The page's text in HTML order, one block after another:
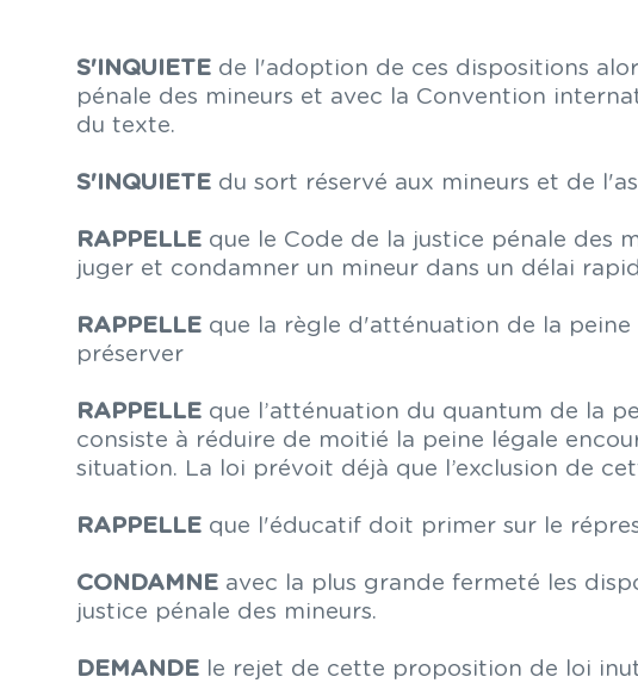
S'INQUIETE de l'adoption de ces dispositions
pénale des mineurs et avec la Convention
du texte.
S'INQUIETE du sort réservé aux mineurs et de
RAPPELLE que le Code de la justice pénale des
juger et condamner un mineur dans un délai
RAPPELLE que la règle d'atténuation de la
préserver
RAPPELLE que l’atténuation du quantum de la
consiste à réduire de moitié la peine légale
situation. La loi prévoit déjà que l’exclusion de
RAPPELLE que l'éducatif doit primer sur le
CONDAMNE avec la plus grande fermeté les
justice pénale des mineurs.
DEMANDE le rejet de cette proposition de loi